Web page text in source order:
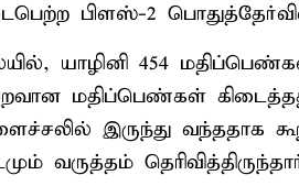
பிளஸ்-2
யாழினி 454
மதிப்பெண்கள்
இருந்து வந்ததாக
வருத்தம்